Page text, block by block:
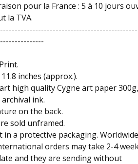
pour la France : 5 à 10 jours
la TVA.
11.8 inches (approx.).
high quality Cygne art paper 300g,
ink.
on the back.
sold unframed.
in a protective packaging. Worldwide
orders may take 2-4
and they are sending without